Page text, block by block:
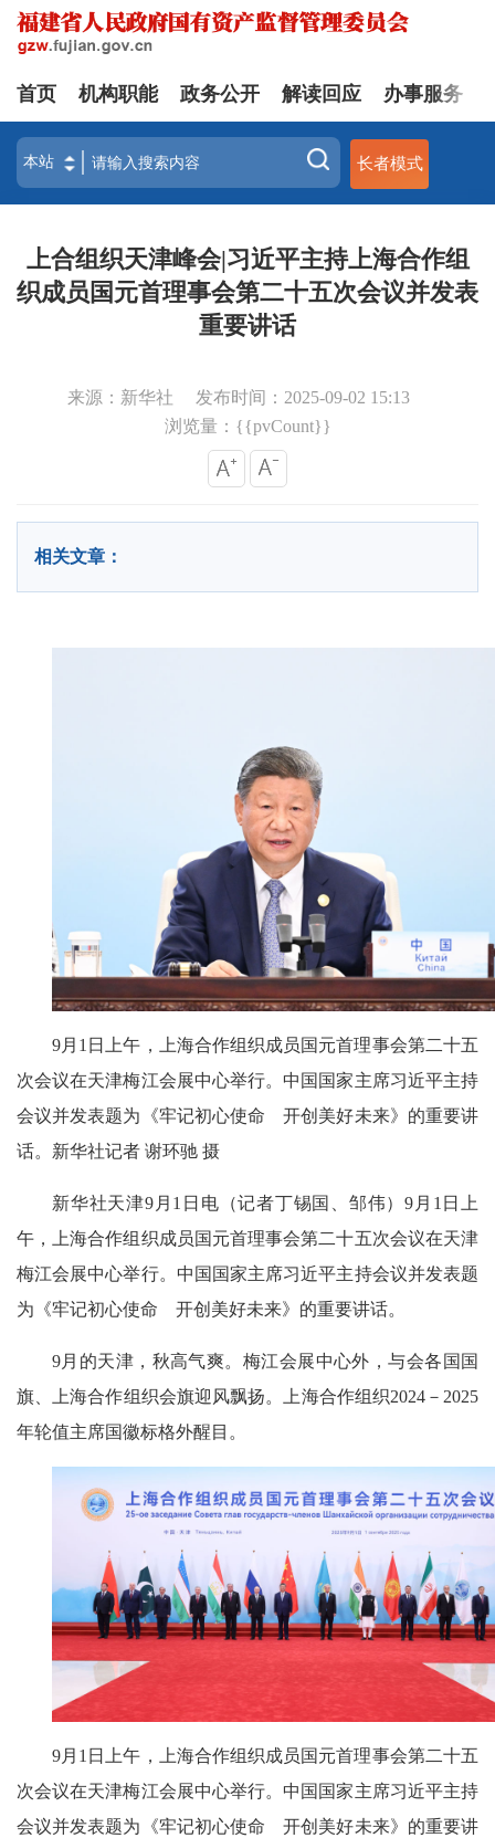
首页 机构职能 政务公开 解读回应 办事服务
长者模式
上合组织天津峰会|习近平主持上海合作组
织成员国元首理事会第二十五次会议并发表
重要讲话
来源：新华社
发布时间：2025-09-02 15:13
浏览量：{{pvCount}}
相关文章：
9月1日上午，上海合作组织成员国元首理事会第二十五
次会议在天津梅江会展中心举行。中国国家主席习近平主持
会议并发表题为《牢记初心使命 开创美好未来》的重要讲
话。新华社记者 谢环驰 摄
新华社天津9月1日电（记者丁锡国、邹伟）9月1日上
午，上海合作组织成员国元首理事会第二十五次会议在天津
梅江会展中心举行。中国国家主席习近平主持会议并发表题
为《牢记初心使命 开创美好未来》的重要讲话。
9月的天津，秋高气爽。梅江会展中心外，与会各国国
旗、上海合作组织会旗迎风飘扬。上海合作组织2024－2025
年轮值主席国徽标格外醒目。
9月1日上午，上海合作组织成员国元首理事会第二十五
次会议在天津梅江会展中心举行。中国国家主席习近平主持
会议并发表题为《牢记初心使命 开创美好未来》的重要讲